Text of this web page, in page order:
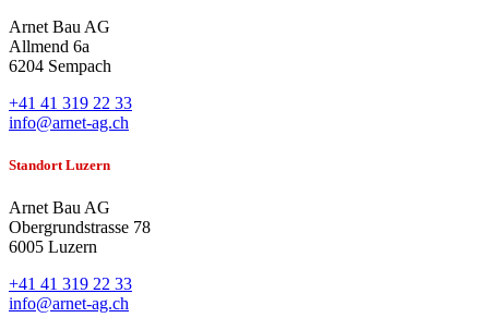
Arnet Bau AG
Allmend 6a
6204 Sempach
+41 41 319 22 33
info@arnet-ag.ch
Standort Luzern
Arnet Bau AG
Obergrundstrasse 78
6005 Luzern
+41 41 319 22 33
info@arnet-ag.ch